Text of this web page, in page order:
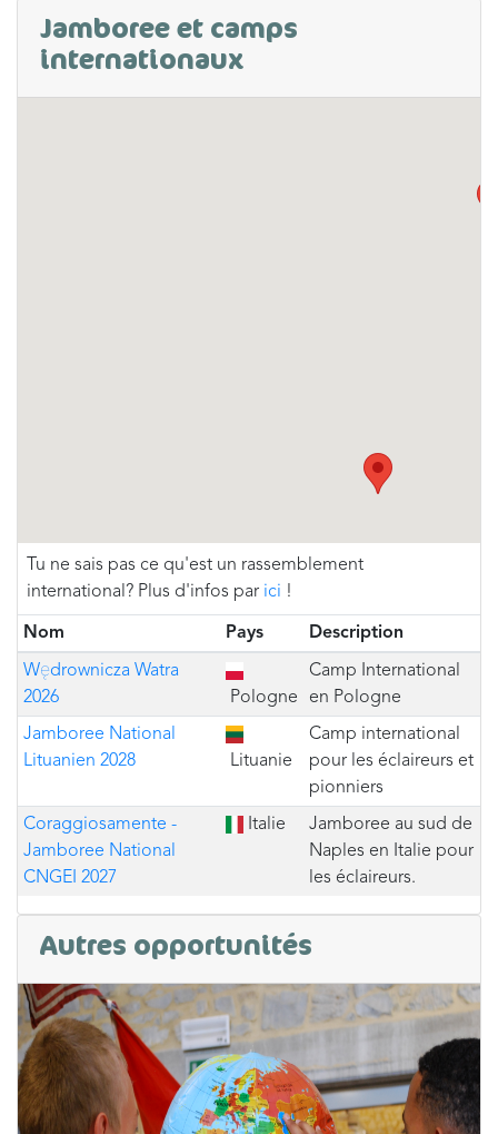
Jamboree et camps
internationaux
Tu ne sais pas ce qu'est un rassemblement
international? Plus d'infos par ici !
Nom Pays Description
Wędrownicza Watra
2026
Pologne
Camp International
en Pologne
Jamboree National
Lituanien 2028
Lituanie
Camp international
pour les éclaireurs et
pionniers
Coraggiosamente -
Jamboree National
CNGEI 2027
Italie
Jamboree au sud de
Naples en Italie pour
les éclaireurs.
Autres opportunités